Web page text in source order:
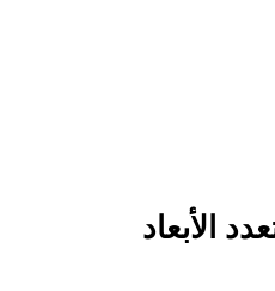
الأبعاد